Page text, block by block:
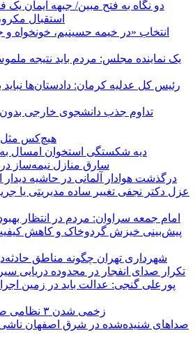
دو نگاه به فتح مبین/ جبهه ایمان
استقبال
انتخاب «در خیمه حسینیم، خونخواه و
یک نماینده مجلس: مردم باید نتیجه
رئیس کل عدلیه کرمان: دادستان‌ها
تداوم جذب دانشجوی خارجی
هیچ‌کس مثل
دیه شکستگی استخوان امسال به ۴۲۰ میلیون تومان رسید
۲ سارق منازل نیمه‌ساز
درگذشت هوادار آلمانی در حاشیه دیدار
عزل دکتر نجفی تغییر ساده مدیریتی یا
امام جمعه سراوان: مردم در انتظار
پیش‌بینی خیزش گردوخاک و کاهش
شهرداری تهران چگونه مناطق
تکرار صدای انفجار در محدوده دریایی
پورعلی گنجی: عدالت باید در زمین
زخمی شدن ۳ نظامی صهیونیست در جنوب لبنان
صداهای شنیده‌شده در شرق اصفهان ناشی